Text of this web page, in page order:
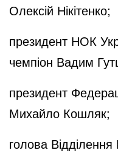
Олексій Нікітенко;
президент НОК
чемпіон Вадим
президент
Михайло Кошляк;
голова